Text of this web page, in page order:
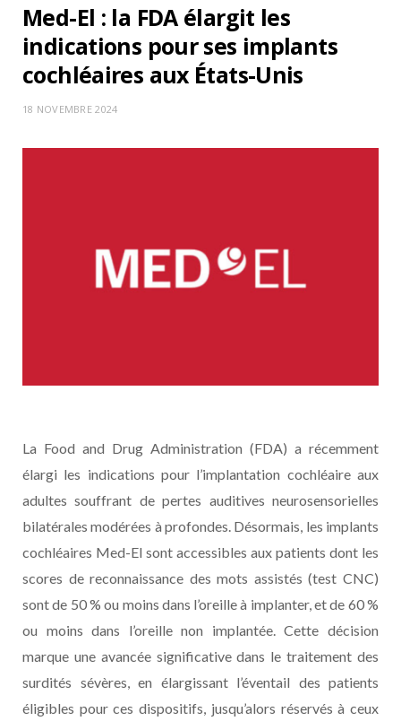
Med-El : la FDA élargit les
indications pour ses implants
cochléaires aux États-Unis
18 NOVEMBRE 2024
La Food and Drug Administration (FDA) a récemment
élargi les indications pour l’implantation cochléaire aux
adultes souffrant de pertes auditives neurosensorielles
bilatérales modérées à profondes. Désormais, les implants
cochléaires Med-El sont accessibles aux patients dont les
scores de reconnaissance des mots assistés (test CNC)
sont de 50 % ou moins dans l’oreille à implanter, et de 60 %
ou moins dans l’oreille non implantée. Cette décision
marque une avancée significative dans le traitement des
surdités sévères, en élargissant l’éventail des patients
éligibles pour ces dispositifs, jusqu’alors réservés à ceux